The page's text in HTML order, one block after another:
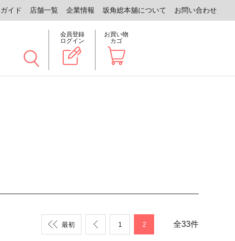
イド 店舗一覧 企業情報 坂角総本舖について お問い合わせ
会員登録
ログイン
お買い物
カゴ
最初 1 2 全33件